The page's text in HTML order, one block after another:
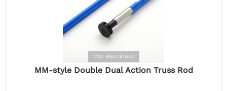
Más elecciones
MM-style Double Dual Action Truss Rod